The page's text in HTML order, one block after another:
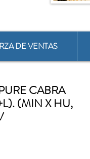
DE VENTAS
CABRA
(MIN X HU,